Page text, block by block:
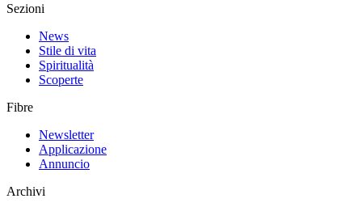
Sezioni
News
Stile di vita
Spiritualità
Scoperte
Fibre
Newsletter
Applicazione
Annuncio
Archivi